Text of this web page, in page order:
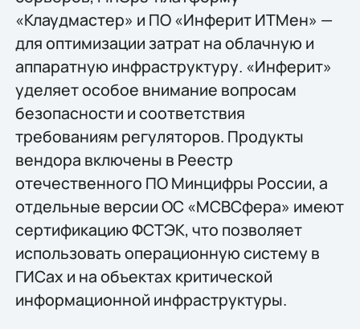
«Клаудмастер» и ПО «Инферит ИТМен» —
для оптимизации затрат на облачную и
аппаратную инфраструктуру. «Инферит»
уделяет особое внимание вопросам
безопасности и соответствия
требованиям регуляторов. Продукты
вендора включены в Реестр
отечественного ПО Минцифры России, а
отдельные версии ОС «МСВСфера» имеют
сертификацию ФСТЭК, что позволяет
использовать операционную систему в
ГИСах и на объектах критической
информационной инфраструктуры.